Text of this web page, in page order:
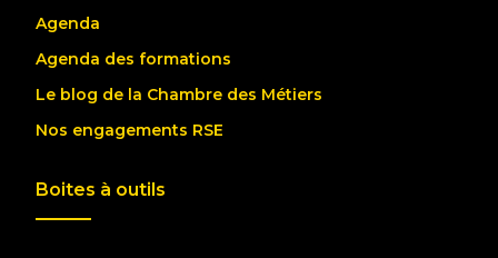
Agenda
Agenda des formations
Le blog de la Chambre des Métiers
Nos engagements RSE
Boites à outils